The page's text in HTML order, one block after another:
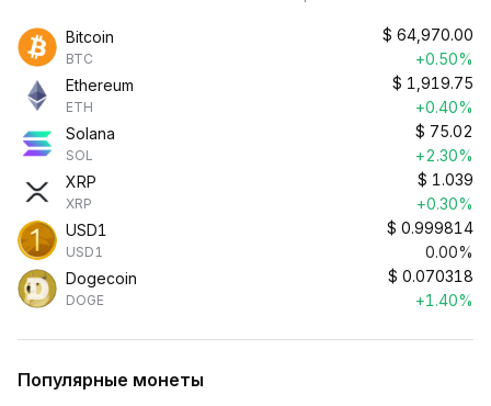
Bitcoin
BTC
$ 64,970.00
+0.50%
Ethereum
ETH
$ 1,919.75
+0.40%
Solana
SOL
$ 75.02
+2.30%
XRP
XRP
$ 1.039
+0.30%
USD1
USD1
$ 0.999814
0.00%
Dogecoin
DOGE
$ 0.070318
+1.40%
Популярные монеты